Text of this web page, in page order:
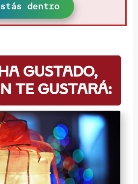
dentro
gustado,
te gustará: